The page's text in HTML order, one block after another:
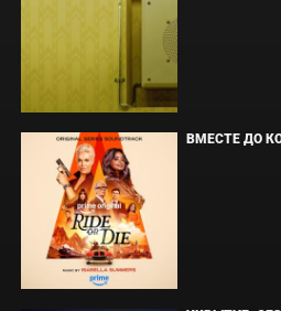
ВМЕСТЕ ДО